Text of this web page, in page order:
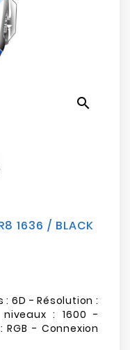
search
1636 / BLACK
: 6D - Résolution :
: 1600 -
- Connexion